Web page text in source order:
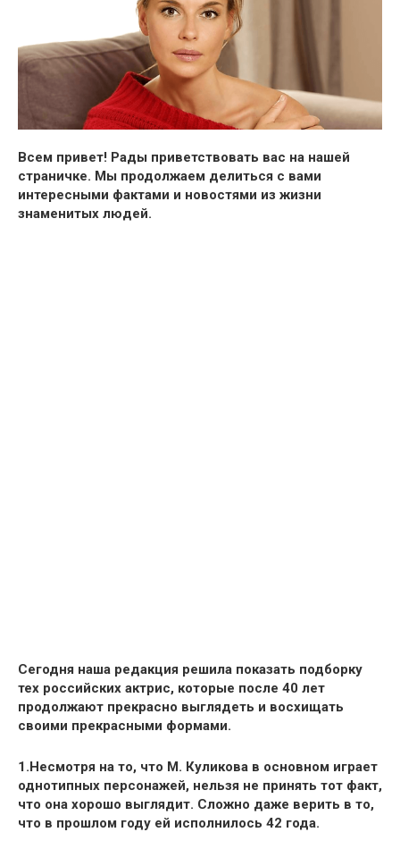
Всем привет! Рады приветствовать вас на нашей
страничке. Мы продолжаем делиться с вами
интересными фактами и новостями из жизни
знаменитых людей.
Сегодня наша редакция решила показать подборку
тех российских актрис, которые после 40 лет
продолжают прекрасно выглядеть и восхищать
своими прекрасными формами.
1 .Несмотря на то, что М. Куликова в основном играет
однотипных персонажей, нельзя не принять тот факт,
что она хорошо выглядит. Сложно даже верить в то,
что в прошлом году ей исполнилось 42 года.